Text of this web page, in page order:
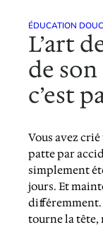
ÉDUCATION
L’art
de
c’est
Vous avez
patte par
simplement
jours. Et
différemment.
tourne la tête,